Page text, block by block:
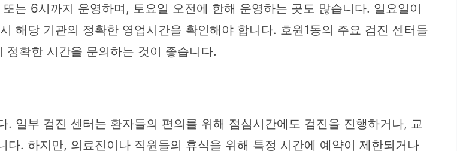
는 6시까지 운영하며, 토요일 오전에 한해 운영하는 곳도 많습니다. 일요일이
해당 기관의 정확한 영업시간을 확인해야 합니다. 호원1동의 주요 검진 센터들
확한 시간을 문의하는 것이 좋습니다.
일부 검진 센터는 환자들의 편의를 위해 점심시간에도 검진을 진행하거나, 교
. 하지만, 의료진이나 직원들의 휴식을 위해 특정 시간에 예약이 제한되거나